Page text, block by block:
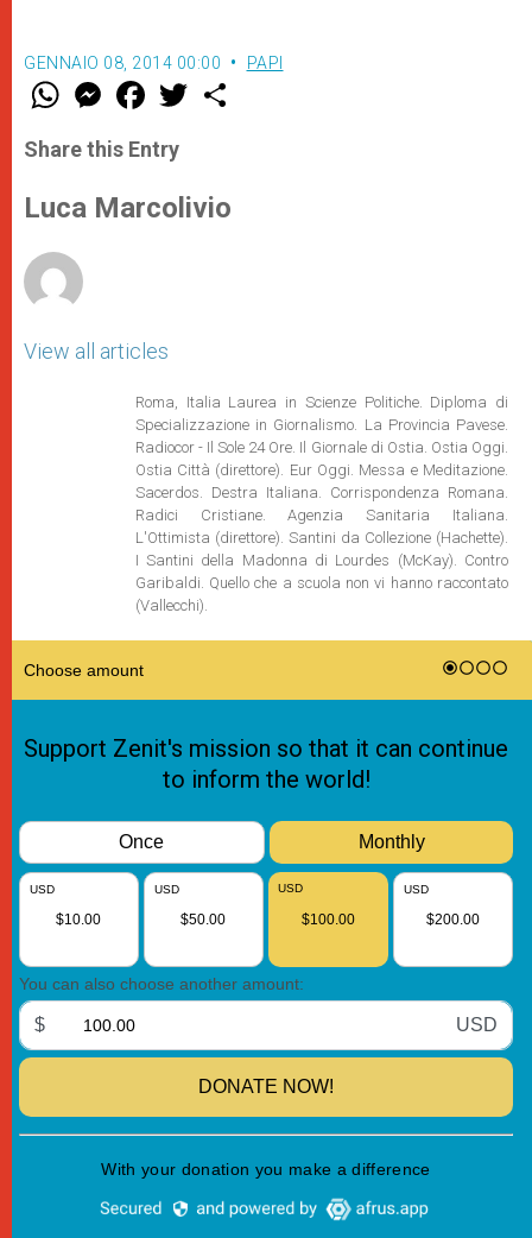
GENNAIO 08, 2014 00:00 PAPI
W
t
s
p
p
M
e
s
e
g
e
F
a
e
b
o
k
w
r
Share this Entry
Luca Marcolivio
View all articles
Roma, Italia Laurea in Scienze Politiche. Diploma di
Specializzazione in Giornalismo. La Provincia Pavese.
Radiocor - Il Sole 24 Ore. Il Giornale di Ostia. Ostia Oggi.
Ostia Città (direttore). Eur Oggi. Messa e Meditazione.
Sacerdos. Destra Italiana. Corrispondenza Romana.
Radici Cristiane. Agenzia Sanitaria Italiana.
L'Ottimista (direttore). Santini da Collezione (Hachette).
I Santini della Madonna di Lourdes (McKay). Contro
Garibaldi. Quello che a scuola non vi hanno raccontato
(Vallecchi).